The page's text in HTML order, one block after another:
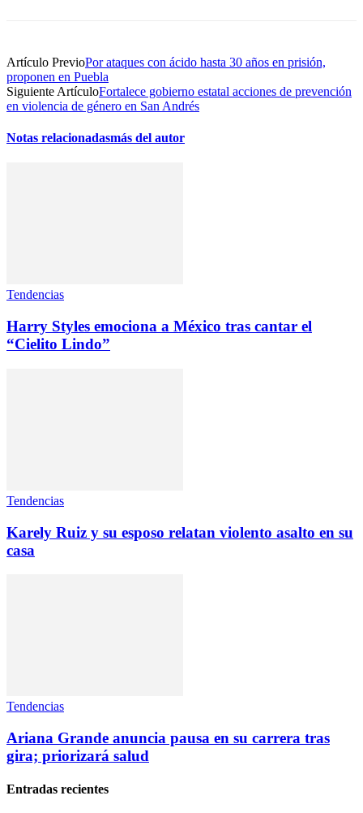
Artículo PrevioPor ataques con ácido hasta 30 años en prisión,
proponen en Puebla
Siguiente ArtículoFortalece gobierno estatal acciones de prevención
en violencia de género en San Andrés
Notas relacionadasmás del autor
Tendencias
Harry Styles emociona a México tras cantar el
“Cielito Lindo”
Tendencias
Karely Ruiz y su esposo relatan violento asalto en su
casa
Tendencias
Ariana Grande anuncia pausa en su carrera tras
gira; priorizará salud
Entradas recientes